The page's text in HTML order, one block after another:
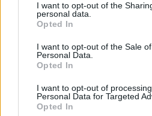
not limited to your visit or usage
grant or deny consent to Google
use your data for below specified
consent section.
I want to opt-out of the
personal data.
Opted In
I want to opt-out of the Sale
Personal Data.
Opted In
I want to opt-out of
Personal Data for Targeted
Opted In
ΣΑΝ ΣΗΜΕΡΑ...ΣΤΟΝ ΠΟΝΤΟ ΚΑΙ